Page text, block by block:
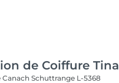
de Coiffure Tina
Canach Schuttrange L-5368